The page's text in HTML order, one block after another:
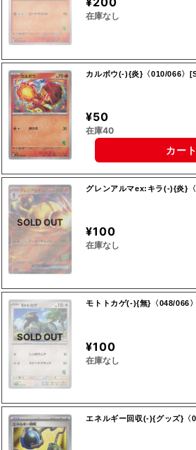
在庫なし
カルボウ(-){炎}〈010/066〉
¥50
在庫40
カー
SOLD OUT
グレンアルマex:キラ(-){炎}
¥100
在庫なし
SOLD OUT
モトトカゲ(-){無}〈048/066
¥100
在庫なし
エネルギー回収(-){グッズ}〈